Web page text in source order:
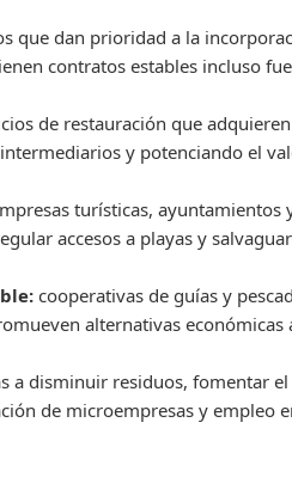
que dan prioridad a la
contratos estables incluso
de restauración que
y potenciando el
turísticas, ayuntamientos
accesos a playas y
cooperativas de guías y
alternativas económicas
a disminuir residuos, fomentar
de microempresas y empleo